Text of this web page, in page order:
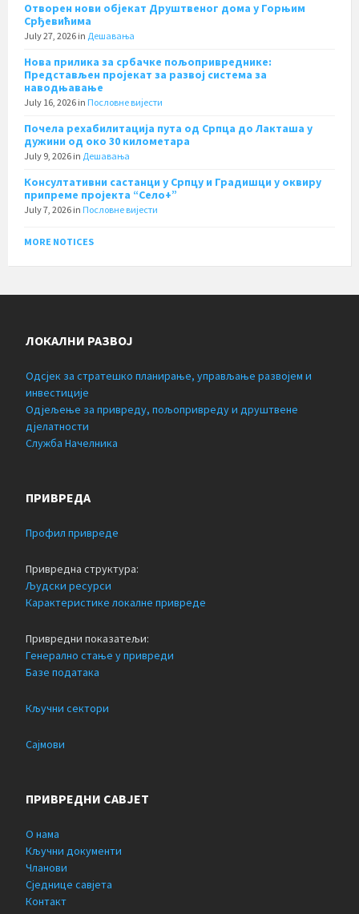
Отворен нови објекат Друштвеног дома у Горњим
Срђевићима
July 27, 2026 in Дешавања
Нова прилика за србачке пољопривреднике:
Представљен пројекат за развој система за
наводњавање
July 16, 2026 in Пословне вијести
Почела рехабилитација пута од Српца до Лакташа у
дужини од око 30 километара
July 9, 2026 in Дешавања
Консултативни састанци у Српцу и Градишци у оквиру
припреме пројекта “Село+”
July 7, 2026 in Пословне вијести
MORE NOTICES
ЛОКАЛНИ РАЗВОЈ
Одсјек за стратешко планирање, управљање развојем и
инвестиције
Одјељење за привреду, пољопривреду и друштвене
дјелатности
Служба Начелника
ПРИВРЕДА
Профил привреде
Привредна структура:
Људски ресурси
Карактеристике локалне привреде
Привредни показатељи:
Генерално стање у привреди
Базе података
Кључни сектори
Сајмови
ПРИВРЕДНИ САВЈЕТ
О нама
Кључни документи
Чланови
Сједнице савјета
Контакт